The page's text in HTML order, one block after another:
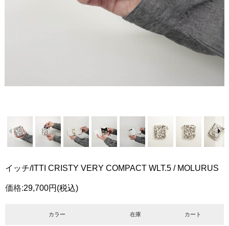
イッチ/ITTI CRISTY VERY COMPACT WLT.5 / MOLURUS
価格:29,700円 (税込)
カラー 在庫 カート